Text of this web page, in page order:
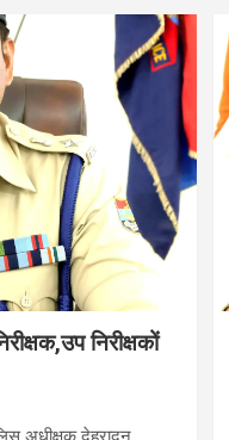
निरीक्षकों